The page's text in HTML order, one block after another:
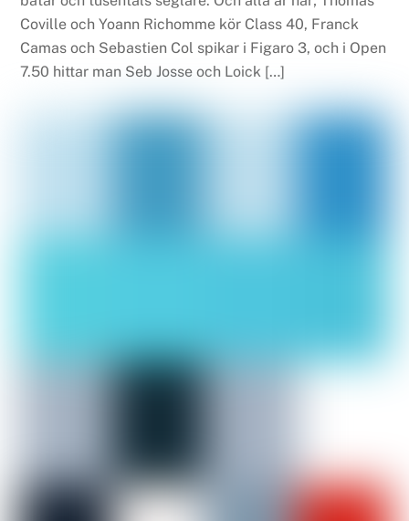
Coville och Yoann Richomme kör Class 40, Franck
Camas och Sebastien Col spikar i Figaro 3, och i Open
7.50 hittar man Seb Josse och Loick […]